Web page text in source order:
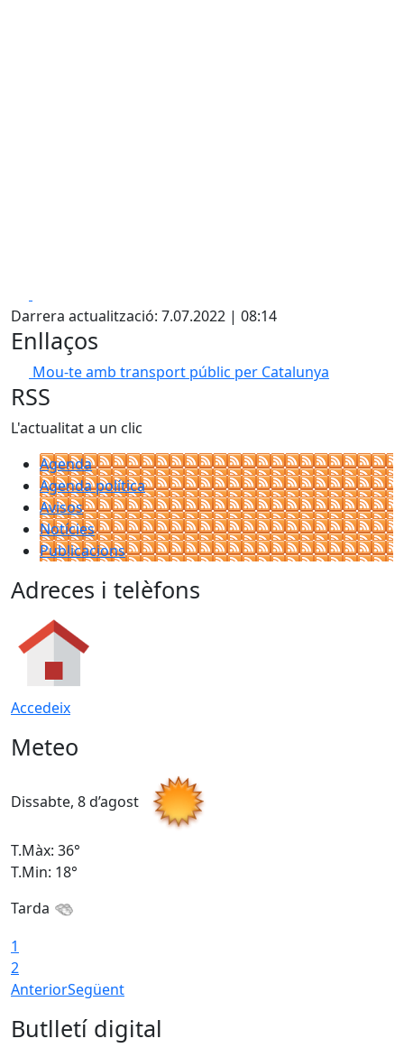
Darrera actualització: 7.07.2022 | 08:14
Enllaços
Mou-te amb transport públic per Catalunya
RSS
L'actualitat a un clic
Agenda
Agenda política
Avisos
Notícies
Publicacions
Adreces i telèfons
Accedeix
Meteo
Dissabte, 8 d’agost
T.Màx: 36°
T.Min: 18°
Tarda
1
2
AnteriorSegüent
Butlletí digital